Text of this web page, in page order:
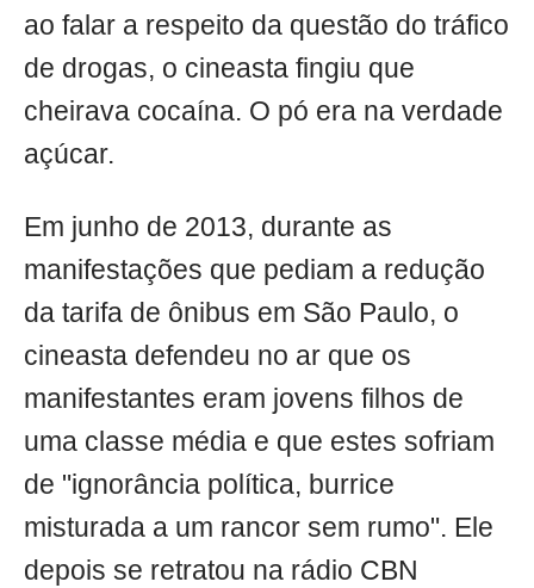
ao falar a respeito da questão do tráfico
de drogas, o cineasta fingiu que
cheirava cocaína. O pó era na verdade
açúcar.
Em junho de 2013, durante as
manifestações que pediam a redução
da tarifa de ônibus em São Paulo, o
cineasta defendeu no ar que os
manifestantes eram jovens filhos de
uma classe média e que estes sofriam
de "ignorância política, burrice
misturada a um rancor sem rumo". Ele
depois se retratou na rádio CBN